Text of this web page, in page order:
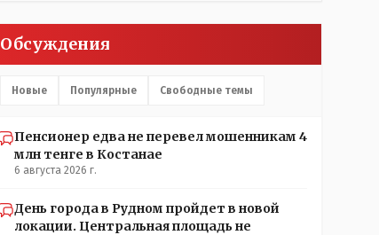
Обсуждения
Новые Популярные Свободные темы
Пенсионер едва не перевел мошенникам 4
млн тенге в Костанае
6 августа 2026 г.
День города в Рудном пройдет в новой
локации. Центральная площадь не